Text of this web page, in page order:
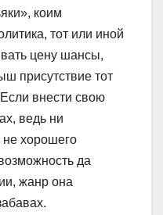
коим
тот или иной
цену шансы,
присутствие тот
внести свою
ведь ни
хорошего
да
жанр она